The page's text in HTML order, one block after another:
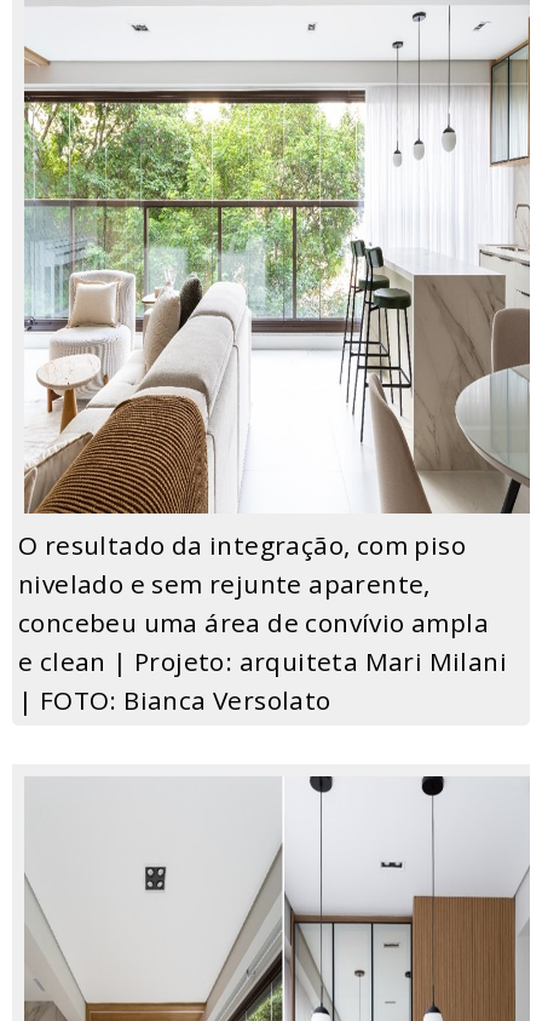
O resultado da integração, com piso
nivelado e sem rejunte aparente,
concebeu uma área de convívio ampla
e clean | Projeto: arquiteta Mari Milani
| FOTO: Bianca Versolato